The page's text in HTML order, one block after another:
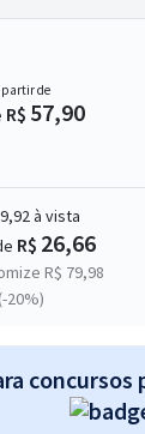
partir de
R$ 57,90
à vista
R$ 26,66
R$ 79,98
(-20%)
concursos